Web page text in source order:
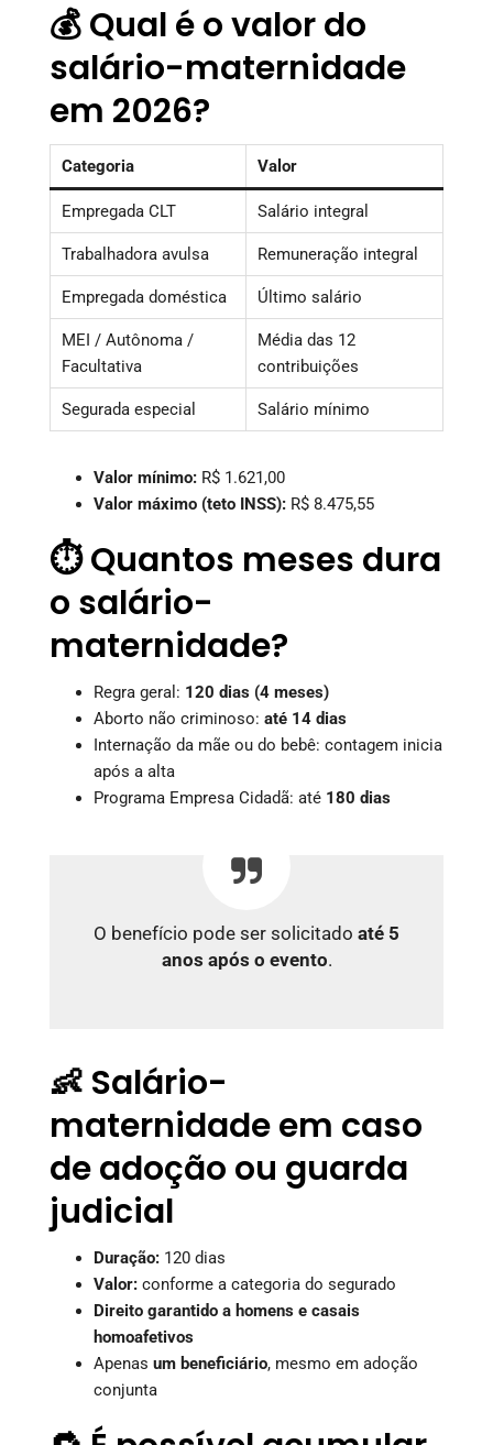
💰 Qual é o valor do
salário-maternidade
em 2026?
Categoria Valor
Empregada CLT Salário integral
Trabalhadora avulsa Remuneração integral
Empregada doméstica Último salário
MEI / Autônoma /
Facultativa
Média das 12
contribuições
Segurada especial Salário mínimo
Valor mínimo: R$ 1.621,00
Valor máximo (teto INSS): R$ 8.475,55
⏱️ Quantos meses dura
o salário-
maternidade?
Regra geral: 120 dias (4 meses)
Aborto não criminoso: até 14 dias
Internação da mãe ou do bebê: contagem inicia
após a alta
Programa Empresa Cidadã: até 180 dias
O benefício pode ser solicitado até 5
anos após o evento.
👶 Salário-
maternidade em caso
de adoção ou guarda
judicial
Duração: 120 dias
Valor: conforme a categoria do segurado
Direito garantido a homens e casais
homoafetivos
Apenas um beneficiário, mesmo em adoção
conjunta